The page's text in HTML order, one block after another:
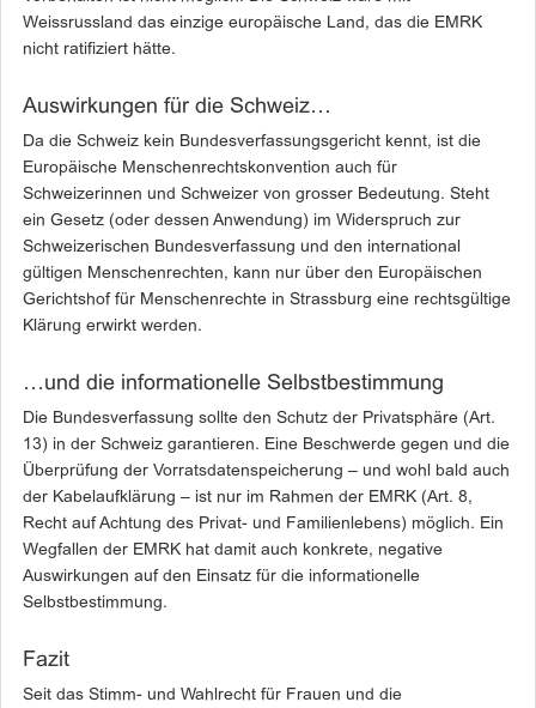
Weissrussland das einzige europäische Land, das die EMRK
nicht ratifiziert hätte.
Auswirkungen für die Schweiz…
Da die Schweiz kein Bundesverfassungsgericht kennt, ist die
Europäische Menschenrechtskonvention auch für
Schweizerinnen und Schweizer von grosser Bedeutung. Steht
ein Gesetz (oder dessen Anwendung) im Widerspruch zur
Schweizerischen Bundesverfassung und den international
gültigen Menschenrechten, kann nur über den Europäischen
Gerichtshof für Menschenrechte in Strassburg eine rechtsgültige
Klärung erwirkt werden.
…und die informationelle Selbstbestimmung
Die Bundesverfassung sollte den Schutz der Privatsphäre (Art.
13) in der Schweiz garantieren. Eine Beschwerde gegen und die
Überprüfung der Vorratsdatenspeicherung – und wohl bald auch
der Kabelaufklärung – ist nur im Rahmen der EMRK (Art. 8,
Recht auf Achtung des Privat- und Familienlebens) möglich. Ein
Wegfallen der EMRK hat damit auch konkrete, negative
Auswirkungen auf den Einsatz für die informationelle
Selbstbestimmung.
Fazit
Seit das Stimm- und Wahlrecht für Frauen und die